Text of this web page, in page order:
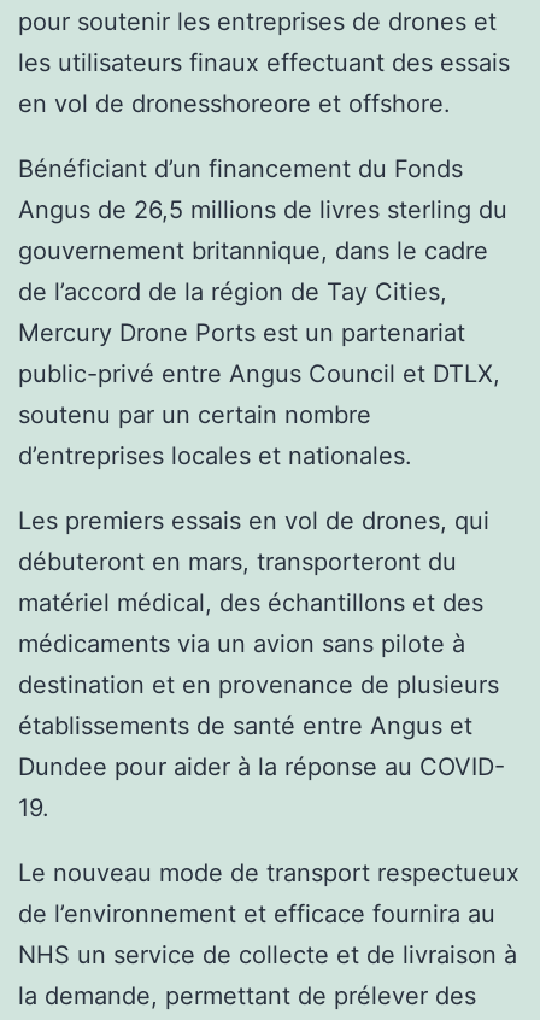
pour soutenir les entreprises de drones et
les utilisateurs finaux effectuant des essais
en vol de dronesshoreore et offshore.
Bénéficiant d’un financement du Fonds
Angus de 26,5 millions de livres sterling du
gouvernement britannique, dans le cadre
de l’accord de la région de Tay Cities,
Mercury Drone Ports est un partenariat
public-privé entre Angus Council et DTLX,
soutenu par un certain nombre
d’entreprises locales et nationales.
Les premiers essais en vol de drones, qui
débuteront en mars, transporteront du
matériel médical, des échantillons et des
médicaments via un avion sans pilote à
destination et en provenance de plusieurs
établissements de santé entre Angus et
Dundee pour aider à la réponse au COVID-
19.
Le nouveau mode de transport respectueux
de l’environnement et efficace fournira au
NHS un service de collecte et de livraison à
la demande, permettant de prélever des